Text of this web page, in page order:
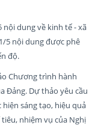
nội dung về kinh tế - xã
5 nội dung được phê
độ.
Chương trình hành
Đảng. Dự thảo yêu cầu
sáng tạo, hiệu quả
nhiệm vụ của Nghị